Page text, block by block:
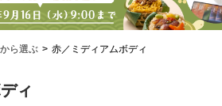
ら選ぶ 赤／ミディアムボディ
ィ